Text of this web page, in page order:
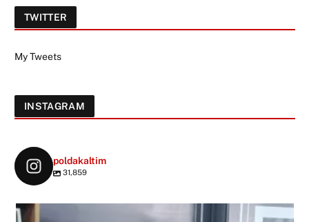
TWITTER
My Tweets
INSTAGRAM
poldakaltim
31,859